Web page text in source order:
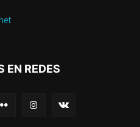
EN REDES